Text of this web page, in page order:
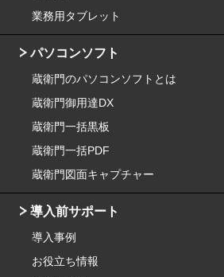
業務用タブレット
パソコンソフト
蔵衛門のパソコンソフトとは
蔵衛門御用達DX
蔵衛門一括黒板
蔵衛門一括PDF
蔵衛門図面キャプチャー
導入前サポート
導入事例
お役立ち情報